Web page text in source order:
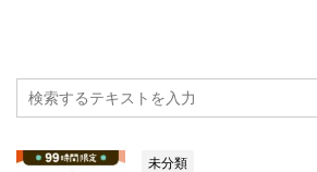
未分類